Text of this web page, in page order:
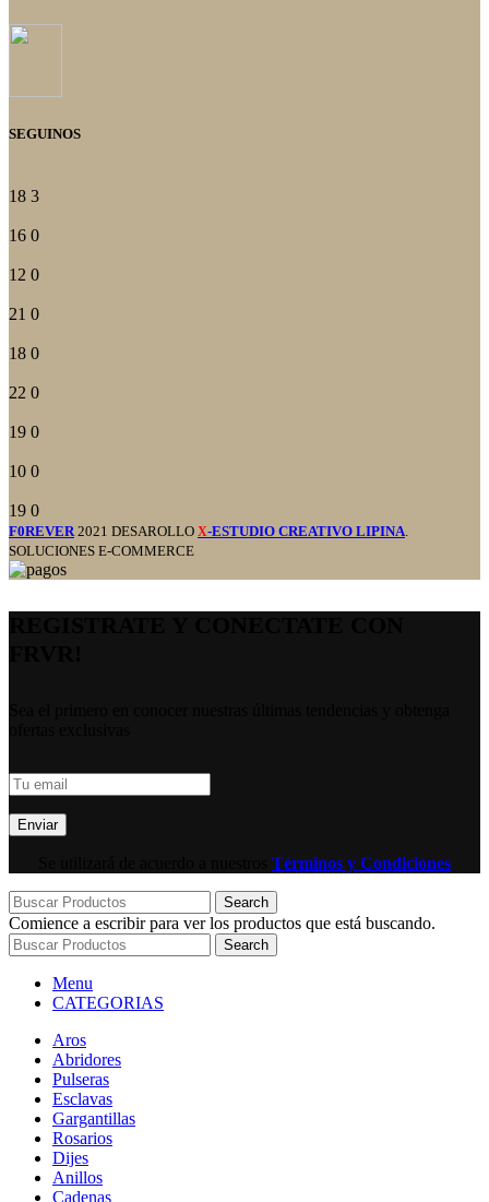
SEGUINOS
18 3
16 0
12 0
21 0
18 0
22 0
19 0
10 0
19 0
F0REVER 2021 DESAROLLO X-ESTUDIO CREATIVO LIPINA.
SOLUCIONES E-COMMERCE
Términos y Condiciones
Search
Comience a escribir para ver los productos que está buscando.
Search
Menu
CATEGORIAS
Aros
Abridores
Pulseras
Esclavas
Gargantillas
Rosarios
Dijes
Anillos
Cadenas